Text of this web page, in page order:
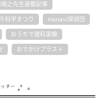
順之先生連載記事
科学まつり manavi探偵団
おうちで理科実験
おでかけプラス＋